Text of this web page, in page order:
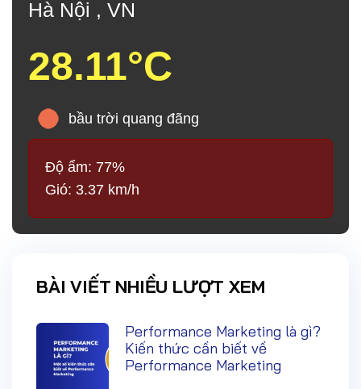
Hà Nội , VN
28.11°C
bầu trời quang đãng
Độ ẩm: 77%
Gió: 3.37 km/h
BÀI VIẾT NHIỀU LƯỢT XEM
Performance Marketing là gì?
Kiến thức cần biết về
Performance Marketing